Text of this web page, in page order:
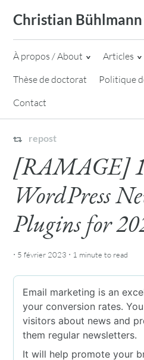
content
Christian Bühlmann
À propos / About Articles
Thèse de doctorat
Politique
Contact
repost
[RAMAGE]
WordPress
Plugins for
· 5 février 2023 · 1 minute to read